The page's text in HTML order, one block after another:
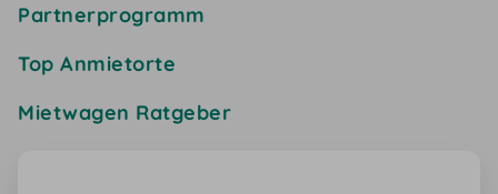
Partnerprogramm
Top Anmietorte
Mietwagen Ratgeber